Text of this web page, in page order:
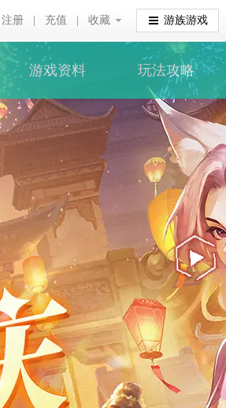
注册 充值 收藏
收藏 游族游戏
游戏资料 玩法攻略